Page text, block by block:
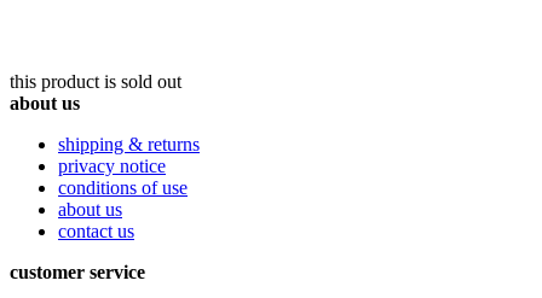
this product is sold out
about us
shipping & returns
privacy notice
conditions of use
about us
contact us
customer service